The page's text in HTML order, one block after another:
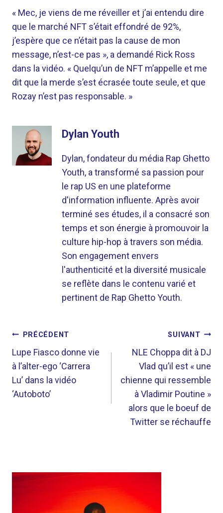
« Mec, je viens de me réveiller et j’ai entendu dire
que le marché NFT s’était effondré de 92%,
j’espère que ce n’était pas la cause de mon
message, n’est-ce pas », a demandé Rick Ross
dans la vidéo. « Quelqu’un de NFT m’appelle et me
dit que la merde s’est écrasée toute seule, et que
Rozay n’est pas responsable. »
Dylan Youth
Dylan, fondateur du média Rap Ghetto
Youth, a transformé sa passion pour
le rap US en une plateforme
d'information influente. Après avoir
terminé ses études, il a consacré son
temps et son énergie à promouvoir la
culture hip-hop à travers son média.
Son engagement envers
l'authenticité et la diversité musicale
se reflète dans le contenu varié et
pertinent de Rap Ghetto Youth.
NAVIGATION
DE
L’ARTICLE
PRÉCÉDENT
Lupe Fiasco donne vie
à l’alter-ego ‘Carrera
Lu’ dans la vidéo
‘Autoboto’
SUIVANT
NLE Choppa dit à DJ
Vlad qu’il est « une
chienne qui ressemble
à Vladimir Poutine »
alors que le boeuf de
Twitter se réchauffe